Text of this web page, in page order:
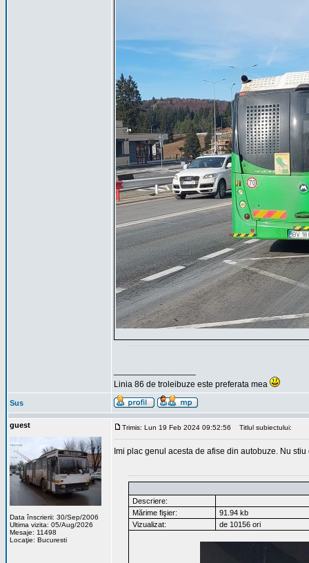
Linia 86 de troleibuze este preferata mea
Sus
guest
Data înscrierii: 30/Sep/2006
Ultima vizita: 05/Aug/2026
Mesaje: 11498
Locaţie: Bucuresti
Trimis: Lun 19 Feb 2024 09:52:56 Titlul subiectului:
Imi plac genul acesta de afise din autobuze. Nu
Descriere:
Mărime fişier:
91.94 kb
Vizualizat:
de 10156 ori